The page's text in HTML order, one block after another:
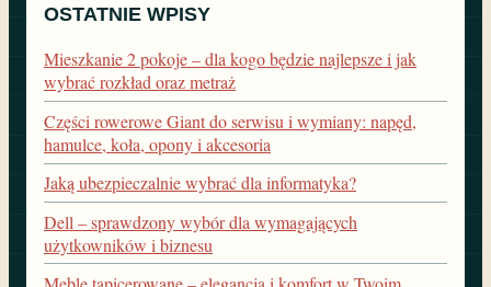
OSTATNIE WPISY
Mieszkanie 2 pokoje – dla kogo będzie najlepsze i jak
wybrać rozkład oraz metraż
Części rowerowe Giant do serwisu i wymiany: napęd,
hamulce, koła, opony i akcesoria
Jaką ubezpieczalnie wybrać dla informatyka?
Dell – sprawdzony wybór dla wymagających
użytkowników i biznesu